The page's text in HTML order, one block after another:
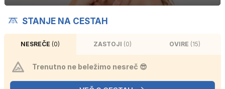
STANJE NA CESTAH
NESREČE (0) ZASTOJI (0) OVIRE (15)
Trenutno ne beležimo nesreč 😎